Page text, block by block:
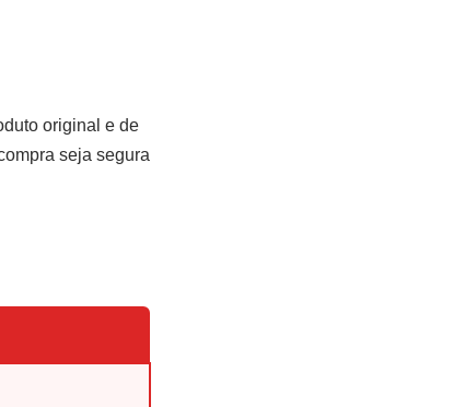
original e de
seja segura